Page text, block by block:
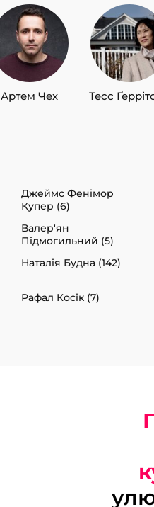
Артем Чех Тесс
Джеймс Фенімор
Купер (6)
Валер'ян
Підмогильний (5)
Наталія Будна (142)
Рафал Косік (7)